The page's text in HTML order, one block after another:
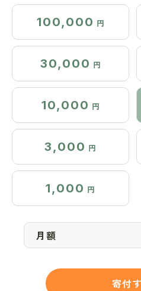
100,000 円
30,000 円
10,000 円
3,000 円
1,000 円
月額
寄付